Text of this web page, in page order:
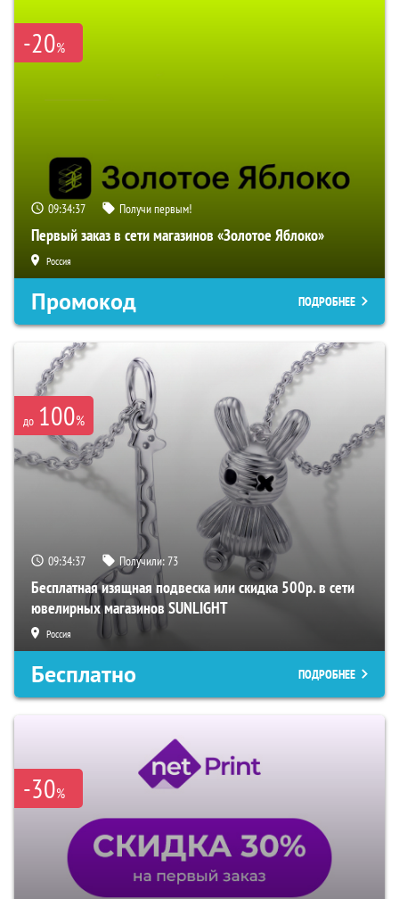
-20%
09:34:36 Получи первым!
Первый заказ в сети магазинов «Золотое Яблоко»
Россия
Промокод ПОДРОБНЕЕ
до 100%
09:34:36 Получили:73
Бесплатная изящная подвеска или скидка 500р. в сети
ювелирных магазинов SUNLIGHT
Россия
Бесплатно ПОДРОБНЕЕ
-30%